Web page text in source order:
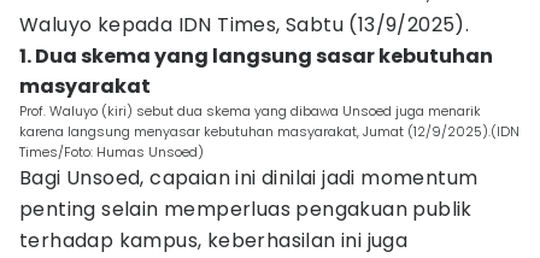
Waluyo kepada IDN Times, Sabtu (13/9/2025).
1. Dua skema yang langsung sasar kebutuhan
masyarakat
Prof. Waluyo (kiri) sebut dua skema yang dibawa Unsoed juga menarik
karena langsung menyasar kebutuhan masyarakat, Jumat (12/9/2025).(IDN
Times/Foto: Humas Unsoed)
Bagi Unsoed, capaian ini dinilai jadi momentum
penting selain memperluas pengakuan publik
terhadap kampus, keberhasilan ini juga